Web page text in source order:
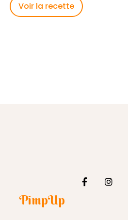
Voir la recette
PimpUp